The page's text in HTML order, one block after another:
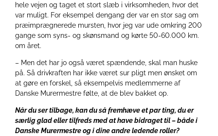
hele vejen og taget et stort slæb i virksomheden, hvor det
var muligt. For eksempel dengang der var en stor sag om
præimprægnerede mursten, hvor jeg var ude omkring 200
gange som syns- og skønsmand og kørte 50-60.000 km.
om året.
– Men det har jo også været spændende, skal man huske
på. Så drivkraften har ikke været sur pligt men ønsket om
at gøre en forskel, så eksempelvis medlemmerne af
Danske Murermestre følte, at de blev bakket op.
Når du ser tilbage, kan du så fremhæve et par ting, du er
særlig glad eller tilfreds med at have bidraget til – både i
Danske Murermestre og i dine andre ledende roller?